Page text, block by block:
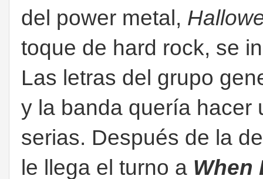
del power metal,
toque de hard rock, se
Las letras del grupo
y la banda quería hacer
serias. Después de la
le llega el turno a When